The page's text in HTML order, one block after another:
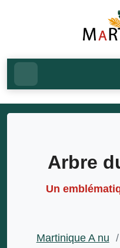
Arbre
Un
Martinique A nu /